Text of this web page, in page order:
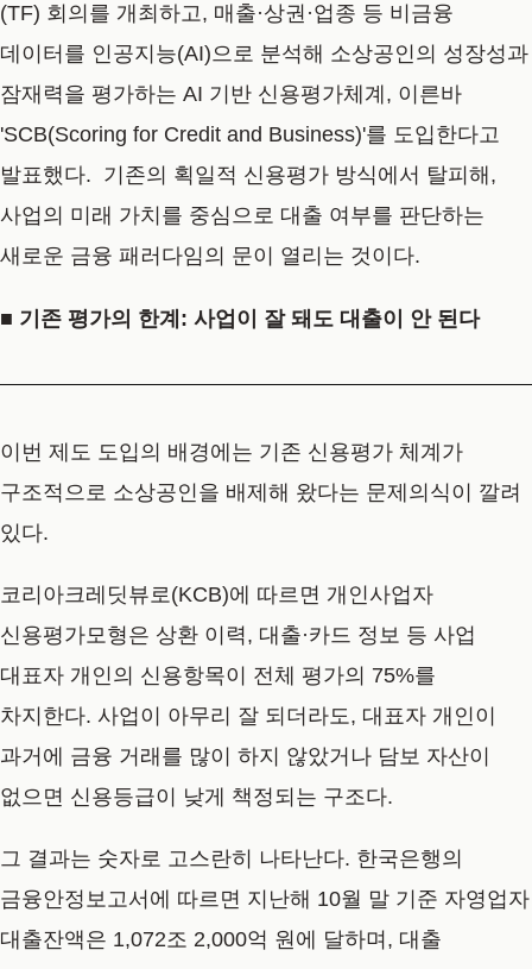
(TF) 회의를 개최하고, 매출·상권·업종 등 비금융
데이터를 인공지능(AI)으로 분석해 소상공인의 성장성과
잠재력을 평가하는 AI 기반 신용평가체계, 이른바
'SCB(Scoring for Credit and Business)'를 도입한다고
발표했다. 기존의 획일적 신용평가 방식에서 탈피해,
사업의 미래 가치를 중심으로 대출 여부를 판단하는
새로운 금융 패러다임의 문이 열리는 것이다.
■ 기존 평가의 한계: 사업이 잘 돼도 대출이 안 된다
이번 제도 도입의 배경에는 기존 신용평가 체계가
구조적으로 소상공인을 배제해 왔다는 문제의식이 깔려
있다.
코리아크레딧뷰로(KCB)에 따르면 개인사업자
신용평가모형은 상환 이력, 대출·카드 정보 등 사업
대표자 개인의 신용항목이 전체 평가의 75%를
차지한다. 사업이 아무리 잘 되더라도, 대표자 개인이
과거에 금융 거래를 많이 하지 않았거나 담보 자산이
없으면 신용등급이 낮게 책정되는 구조다.
그 결과는 숫자로 고스란히 나타난다. 한국은행의
금융안정보고서에 따르면 지난해 10월 말 기준 자영업자
대출잔액은 1,072조 2,000억 원에 달하며, 대출